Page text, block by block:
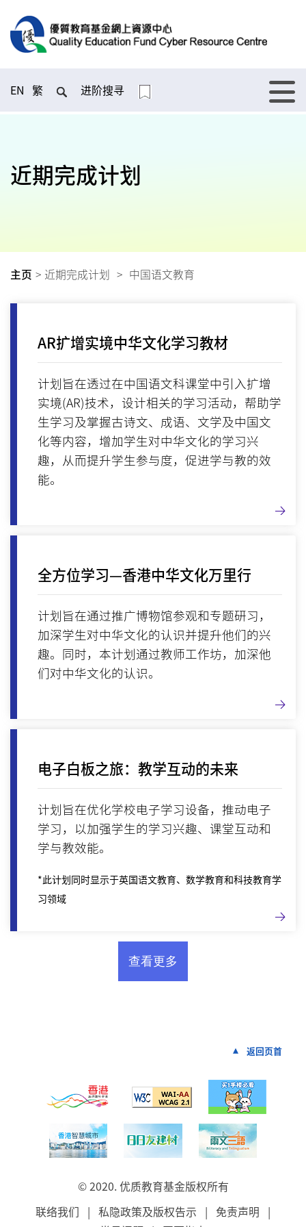
EN 繁 进阶搜寻
近期完成计划
主页 > 近期完成计划 > 中国语文教育
AR扩增实境中华文化学习教材
计划旨在透过在中国语文科课堂中引入扩增
实境(AR)技术，设计相关的学习活动，帮助学
生学习及掌握古诗文、成语、文学及中国文
化等内容，增加学生对中华文化的学习兴
趣，从而提升学生参与度，促进学与教的效
能。
全方位学习—香港中华文化万里行
计划旨在通过推广博物馆参观和专题研习，
加深学生对中华文化的认识并提升他们的兴
趣。同时，本计划通过教师工作坊，加深他
们对中华文化的认识。
电子白板之旅：教学互动的未来
计划旨在优化学校电子学习设备，推动电子
学习，以加强学生的学习兴趣、课堂互动和
学与教效能。
*此计划同时显示于英国语文教育、数学教育和科技教育学
习领域
返回页首
© 2020. 优质教育基金版权所有
联络我们 | 私隐政策及版权告示 | 免责声明 |